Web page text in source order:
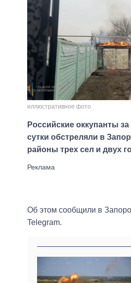
иллюстративное фото
Российские оккупанты
сутки обстреляли в
районы трех сел и двух
Об этом сообщили в
Telegram.